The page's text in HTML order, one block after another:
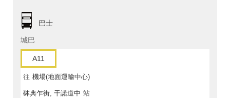
巴士
城巴
A11
往 機場(地面運輸中心)
砵典乍街, 干諾道中 站